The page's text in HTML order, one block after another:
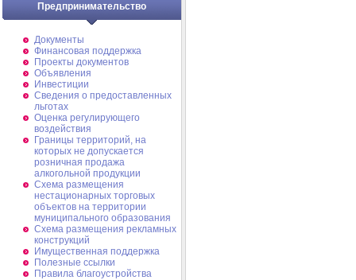
Предпринимательство
Документы
Финансовая поддержка
Проекты документов
Объявления
Инвестиции
Сведения о предоставленных
льготах
Оценка регулирующего
воздействия
Границы территорий, на
которых не допускается
розничная продажа
алкогольной продукции
Схема размещения
нестационарных торговых
объектов на территории
муниципального образования
Схема размещения рекламных
конструкций
Имущественная поддержка
Полезные ссылки
Правила благоустройства